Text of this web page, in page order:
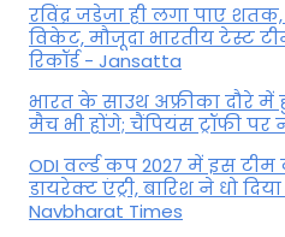
रविंद्र जडेजा ही लगा पाए
विकेट, मौजूदा भारतीय टेस्ट
रिकॉर्ड - Jansatta
भारत के साउथ अफ्रीका दौरे
मैच भी होंगे; चैंपियंस ट्रॉफी पर
ODI वर्ल्ड कप 2027 में इस
डायरेक्ट एंट्री, बारिश ने धो
Navbharat Times